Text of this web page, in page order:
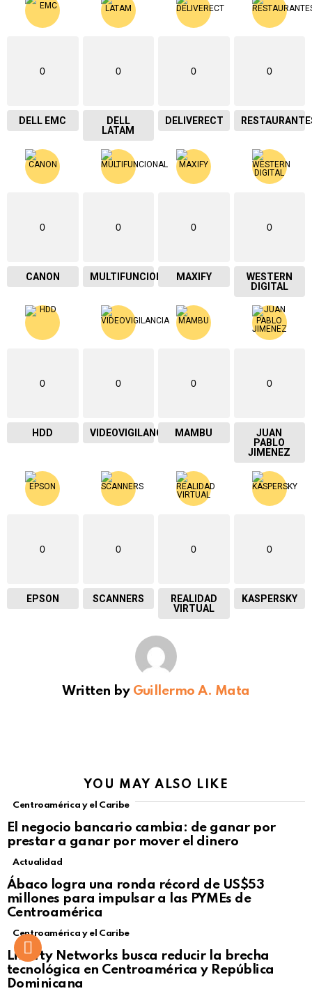
0
DELL EMC
0
DELL
LATAM
0
DELIVERECT
0
0
CANON
0
MULTIFUNCIONAL
0
MAXIFY
0
WESTERN
DIGITAL
0
HDD
0
VIDEOVIGILANCIA
0
MAMBU
0
JUAN
PABLO
JIMENEZ
0
EPSON
0
SCANNERS
0
REALIDAD
VIRTUAL
0
KASPERSKY
Written by Guillermo A. Mata
YOU MAY ALSO LIKE
Centroamérica y el Caribe
El negocio bancario cambia: de ganar por
prestar a ganar por mover el dinero
Not Safe For Work
Click to view this post
Actualidad
Ábaco logra una ronda récord de US$53
millones para impulsar a las PYMEs de
Centroamérica
Centroamérica y el Caribe
Liberty Networks busca reducir la brecha
tecnológica en Centroamérica y República
Dominicana